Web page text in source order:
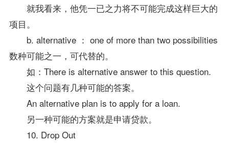
就我看来，他凭一已之力将不可能完成这样巨大的
项目。
b. alternative ： one of more than two possibilities
数种可能之一，可代替的。
如：There is alternative answer to this question.
这个问题有几种可能的答案。
An alternative plan is to apply for a loan.
另一种可能的方案就是申请贷款。
10. Drop Out